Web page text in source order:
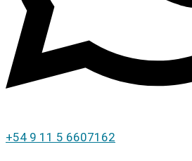
+54 9 11 5 6607162